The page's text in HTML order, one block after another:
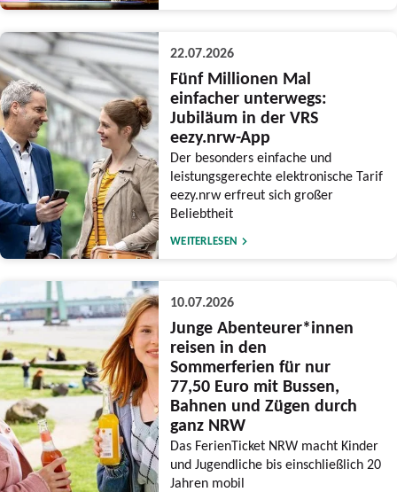
22.07.2026
Fünf Millionen Mal
einfacher unterwegs:
Jubiläum in der VRS
eezy.nrw-App
Der besonders einfache und
leistungsgerechte elektronische Tarif
eezy.nrw erfreut sich großer
Beliebtheit
WEITERLESEN
10.07.2026
Junge Abenteurer*innen
reisen in den
Sommerferien für nur
77,50 Euro mit Bussen,
Bahnen und Zügen durch
ganz NRW
Das FerienTicket NRW macht Kinder
und Jugendliche bis einschließlich 20
Jahren mobil